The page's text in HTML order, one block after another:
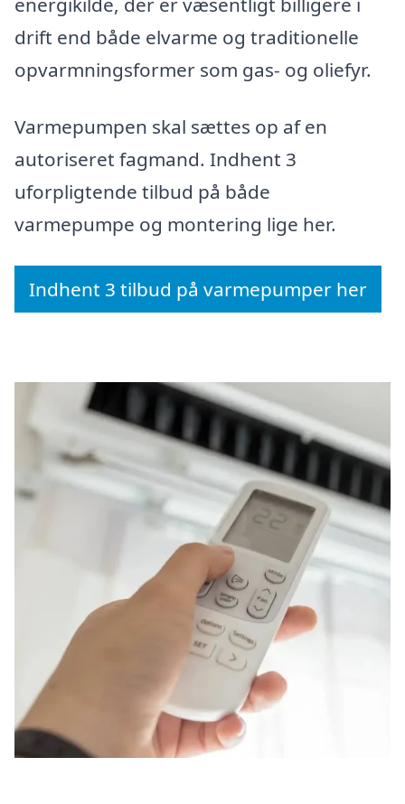
drift end både elvarme og traditionelle
opvarmningsformer som gas- og oliefyr.
Varmepumpen skal sættes op af en
autoriseret fagmand. Indhent 3
uforpligtende tilbud på både
varmepumpe og montering lige her.
Indhent 3 tilbud på varmepumper her